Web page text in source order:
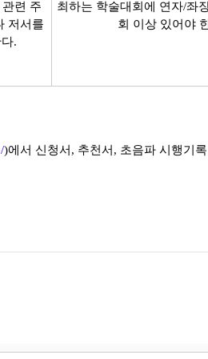
련 주
저서를
.
최하는 학술대회에 연자/좌
회 이상 있어야
)에서 신청서, 추천서, 초음파 시행기